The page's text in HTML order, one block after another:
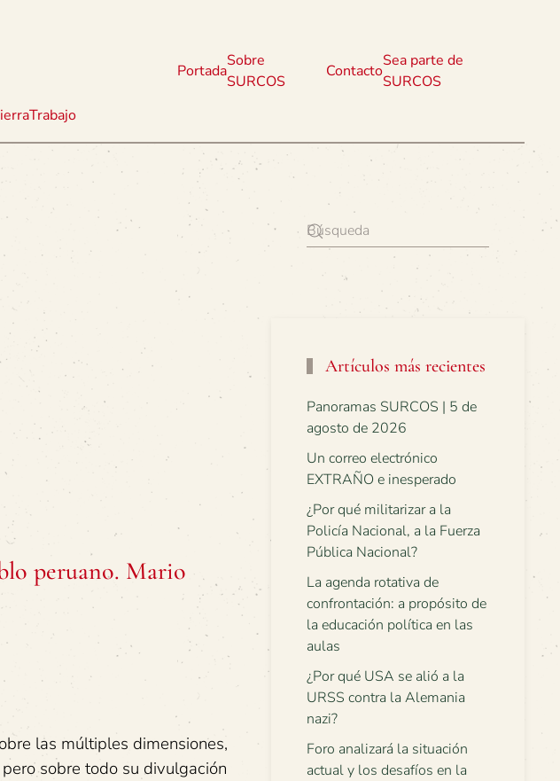
Trabajo
Portada
Sobre
SURCOS
Contacto
Sea parte de
SURCOS
peruano. Mario
las múltiples dimensiones,
sobre todo su divulgación
Artículos más recientes
Panoramas SURCOS | 5 de
agosto de 2026
Un correo electrónico
EXTRAÑO e inesperado
¿Por qué militarizar a la
Policía Nacional, a la Fuerza
Pública Nacional?
La agenda rotativa de
confrontación: a propósito de
la educación política en las
aulas
¿Por qué USA se alió a la
URSS contra la Alemania
nazi?
Foro analizará la situación
actual y los desafíos en la